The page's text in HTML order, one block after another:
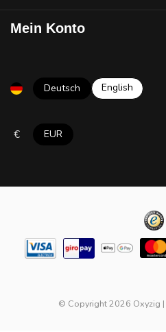
Mein Konto
Deutsch English
€ EUR
© Copyright 2026 Oxyzig |